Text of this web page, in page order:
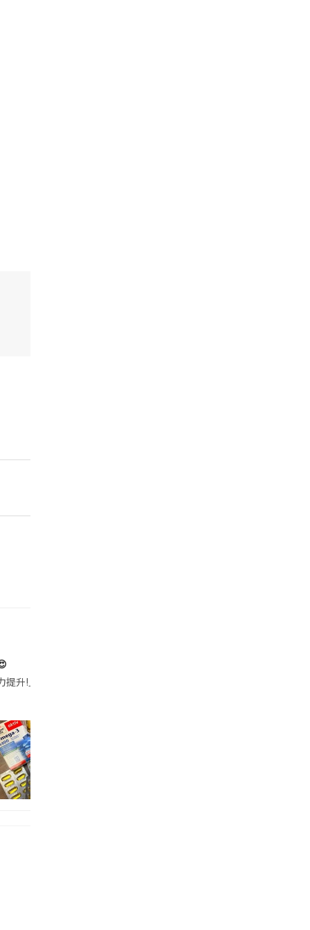
帶的行動電源機身已標示「10000mAh」，卻仍被要求當場丟
提升!｣ 長時間對住電腦､剪片寫稿,成日覺得眼睛乾澀､腦袋好似｢斷